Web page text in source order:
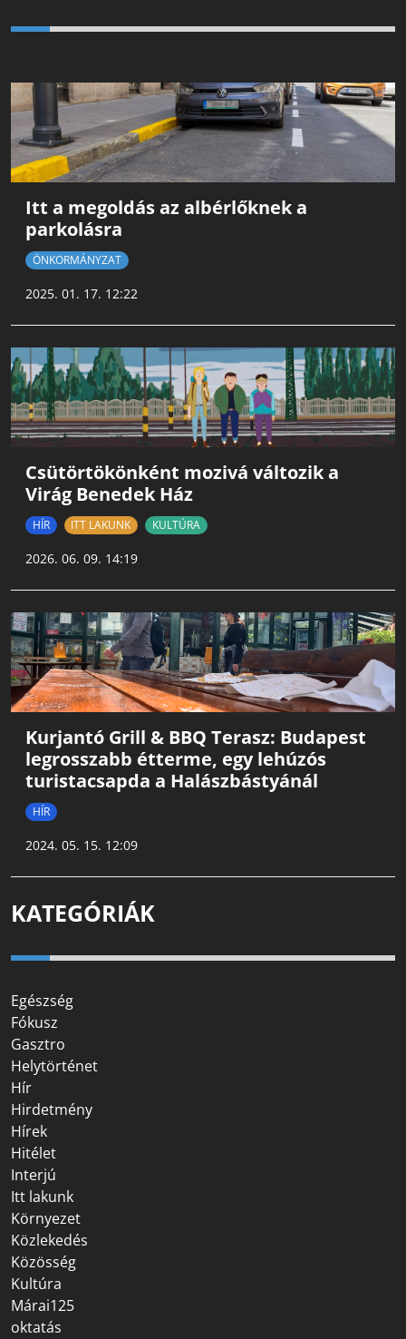
Itt a megoldás az albérlőknek a
parkolásra
ÖNKORMÁNYZAT
2025. 01. 17. 12:22
Csütörtökönként mozivá változik a
Virág Benedek Ház
HÍR ITT LAKUNK KULTÚRA
2026. 06. 09. 14:19
Kurjantó Grill & BBQ Terasz: Budapest
legrosszabb étterme, egy lehúzós
turistacsapda a Halászbástyánál
HÍR
2024. 05. 15. 12:09
KATEGÓRIÁK
Egészség
Fókusz
Gasztro
Helytörténet
Hír
Hirdetmény
Hírek
Hitélet
Interjú
Itt lakunk
Környezet
Közlekedés
Közösség
Kultúra
Márai125
oktatás